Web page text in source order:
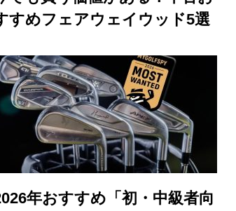
すめフェアウェイウッド5選
年おすすめ「初・中級者向